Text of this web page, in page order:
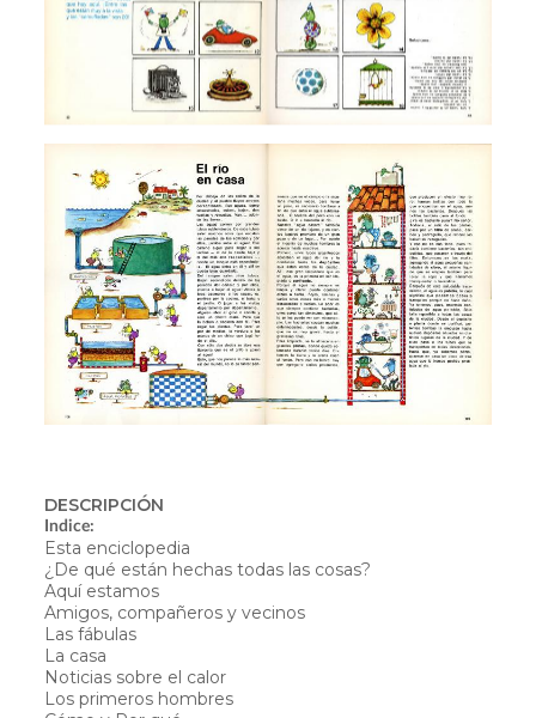
DESCRIPCIÓN
Indice:
Esta enciclopedia
¿De qué están hechas todas las cosas?
Aquí estamos
Amigos, compañeros y vecinos
Las fábulas
La casa
Noticias sobre el calor
Los primeros hombres